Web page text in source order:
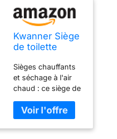
Kwanner Siège
de toilette
sèche-linge,
siège de
toilette
chauffant à
l'eau chaude,
buse en acier
inoxydable
Sièges chauffants
et séchage à l'air
chaud : ce siège de
dispose d'un
séchoir à air chaud
à 3 niveaux, d'une